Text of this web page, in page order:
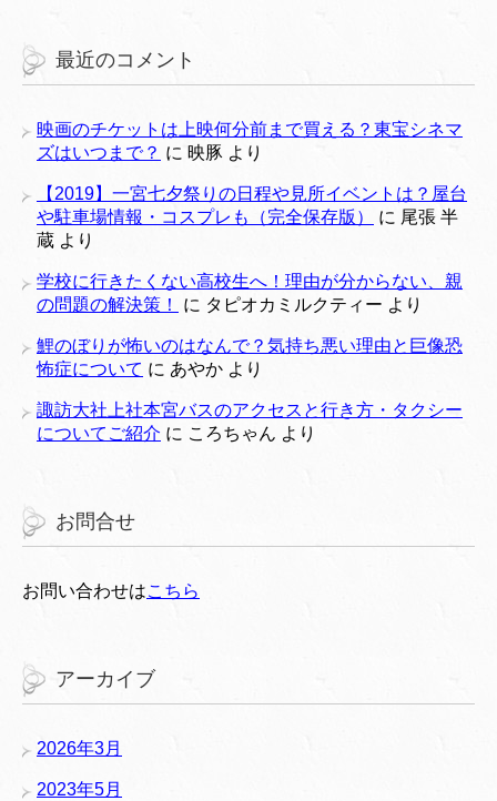
最近のコメント
映画のチケットは上映何分前まで買える？東宝シネマ
ズはいつまで？ に 映豚 より
【2019】一宮七夕祭りの日程や見所イベントは？屋台
や駐車場情報・コスプレも（完全保存版）
に 尾張 半
蔵 より
学校に行きたくない高校生へ！理由が分からない、親
の問題の解決策！
に タピオカミルクティー より
鯉のぼりが怖いのはなんで？気持ち悪い理由と巨像恐
怖症について に あやか より
諏訪大社上社本宮バスのアクセスと行き方・タクシー
についてご紹介 に ころちゃん より
お問合せ
お問い合わせはこちら
アーカイブ
2026年3月
2023年5月